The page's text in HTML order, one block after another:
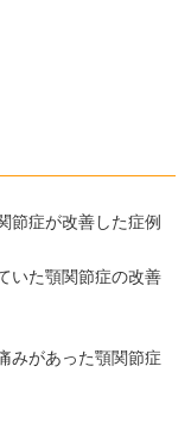
節症が改善した症例
いた顎関節症の改善
みがあった顎関節症